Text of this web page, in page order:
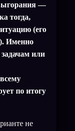
—
тогда,
(его
Именно
или
по итогу
не